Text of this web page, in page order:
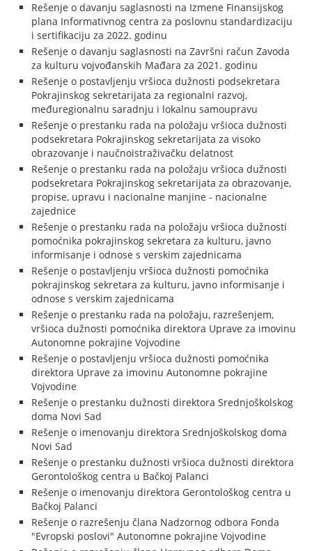
Rešenje o davanju saglasnosti na Izmene Finansijskog
plana Informativnog centra za poslovnu standardizaciju
i sertifikaciju za 2022. godinu
Rešenje o davanju saglasnosti na Završni račun Zavoda
za kulturu vojvođanskih Mađara za 2021. godinu
Rešenje o postavljenju vršioca dužnosti podsekretara
Pokrajinskog sekretarijata za regionalni razvoj,
međuregionalnu saradnju i lokalnu samoupravu
Rešenje o prestanku rada na položaju vršioca dužnosti
podsekretara Pokrajinskog sekretarijata za visoko
obrazovanje i naučnoistraživačku delatnost
Rešenje o prestanku rada na položaju vršioca dužnosti
podsekretara Pokrajinskog sekretarijata za obrazovanje,
propise, upravu i nacionalne manjine - nacionalne
zajednice
Rešenje o prestanku rada na položaju vršioca dužnosti
pomoćnika pokrajinskog sekretara za kulturu, javno
informisanje i odnose s verskim zajednicama
Rešenje o postavljenju vršioca dužnosti pomoćnika
pokrajinskog sekretara za kulturu, javno informisanje i
odnose s verskim zajednicama
Rešenje o prestanku rada na položaju, razrešenjem,
vršioca dužnosti pomoćnika direktora Uprave za imovinu
Autonomne pokrajine Vojvodine
Rešenje o postavljenju vršioca dužnosti pomoćnika
direktora Uprave za imovinu Autonomne pokrajine
Vojvodine
Rešenje o prestanku dužnosti direktora Srednjoškolskog
doma Novi Sad
Rešenje o imenovanju direktora Srednjoškolskog doma
Novi Sad
Rešenje o prestanku dužnosti vršioca dužnosti direktora
Gerontološkog centra u Bačkoj Palanci
Rešenje o imenovanju direktora Gerontološkog centra u
Bačkoj Palanci
Rešenje o razrešenju člana Nadzornog odbora Fonda
"Evropski poslovi" Autonomne pokrajine Vojvodine